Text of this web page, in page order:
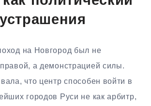
на Новгород был не
а демонстрацией силы.
что центр способен войти в
городов Руси не как арбитр,